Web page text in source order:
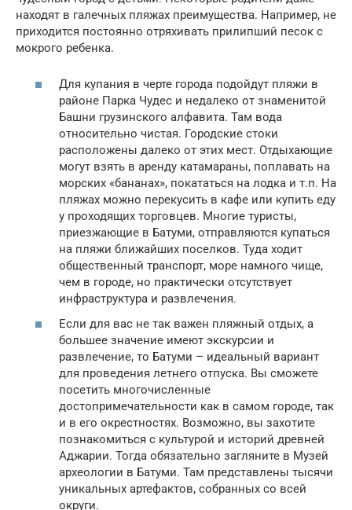
находят в галечных пляжах преимущества. Например, не
приходится постоянно отряхивать прилипший песок с
мокрого ребенка.
Для купания в черте города подойдут пляжи в
районе Парка Чудес и недалеко от знаменитой
Башни грузинского алфавита. Там вода
относительно чистая. Городские стоки
расположены далеко от этих мест. Отдыхающие
могут взять в аренду катамараны, поплавать на
морских «бананах», покататься на лодка и т.п. На
пляжах можно перекусить в кафе или купить еду
у проходящих торговцев. Многие туристы,
приезжающие в Батуми, отправляются купаться
на пляжи ближайших поселков. Туда ходит
общественный транспорт, море намного чище,
чем в городе, но практически отсутствует
инфраструктура и развлечения.
Если для вас не так важен пляжный отдых, а
большее значение имеют экскурсии и
развлечение, то Батуми – идеальный вариант
для проведения летнего отпуска. Вы сможете
посетить многочисленные
достопримечательности как в самом городе, так
и в его окрестностях. Возможно, вы захотите
познакомиться с культурой и историй древней
Аджарии. Тогда обязательно загляните в Музей
археологии в Батуми. Там представлены тысячи
уникальных артефактов, собранных со всей
округи.